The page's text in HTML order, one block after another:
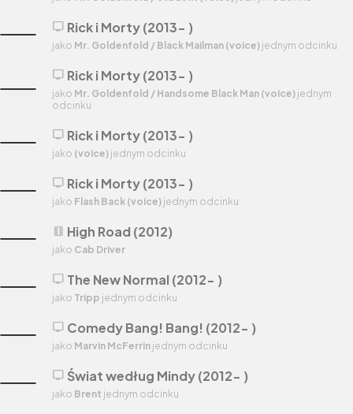
theaters High Road (2012)
jako Cab Driver
tv The New Normal (2012- )
jako Tripp jednym odcinku
tv Comedy Bang! Bang! (2012- )
jako Marvin McFerrin jednym odcinku
tv Świat według Mindy (2012- )
jako Brent jednym odcinku
tv Rick i Morty (2013- )
jako Mr. Goldenfold / Black Mailman (voice) jednym odcinku
tv Rick i Morty (2013- )
jako Mr. Goldenfold / Handsome Black Man (voice) jednym
odcinku
tv Rick i Morty (2013- )
jako (voice) jednym odcinku
tv Rick i Morty (2013- )
jako Flash Back (voice) jednym odcinku